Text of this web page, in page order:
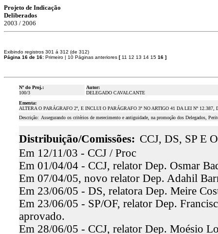
Projeto de Indicação
Deliberados
2003 / 2006
Exibindo registros 301 á 312 (de 312)
Página 16 de 16: Primeiro | 10 Páginas anteriores [ 11 12 13 14 15 16 ]
Nº do Proj.:
100/3
Autor:
DELEGADO CAVALCANTE
Ementa:
ALTERA O PARÁGRAFO 2º, E INCLUI O PARÁGRAFO 3º NO ARTIGO 41 DA LEI Nº 12.387,
Descrição: Assegurando os critérios de merecimento e antiguidade, na promoção dos Delegados,
Distribuição/Comissões: CCJ, DS, SP E
Em 12/11/03 - CCJ / Proc
Em 01/04/04 - CCJ, relator Dep. Osmar
Em 07/04/05, novo relator Dep. Adahil
Em 23/06/05 - DS, relatora Dep. Meire
Em 23/06/05 - SP/OF, relator Dep.
aprovado.
Em 28/06/05 - CCJ, relator Dep. Moésio